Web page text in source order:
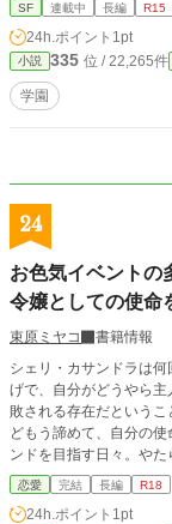
SF 連載中 長編 R15
24h.ポイント 1pt
小説 335 位 / 22,265件
学園
24
お色気イベントの
令嬢としての使命
束原ミヤコ
書籍情報
シェリ・カサンドラは
げで、自分がどうやら
敗される存在だという
どもう諦めて、自分の
ンドを目指す日々。や
ましょう。 そう思って
り返し系悪役令嬢が幸せ
恋愛 完結 長編 R18
24h.ポイント 1pt